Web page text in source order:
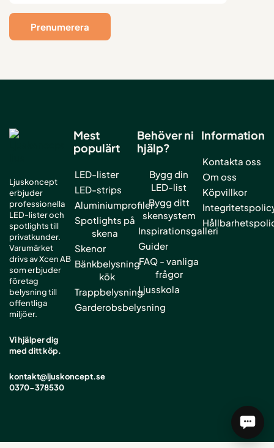
Ljuskoncept
erbjuder
professionella
LED-lister och
spotlights till
privatkunder.
Varumärket
drivs av Xcen AB
som erbjuder
företag
belysning till
offentliga
miljöer.
Vi hjälper dig
med ditt köp.
kontakt@ljuskoncept.se
0370-378530
Mest
populärt
LED-lister
LED-strips
Aluminiumprofiler
Spotlights på
skena
Skenor
Bänkbelysning
kök
Trappbelysning
Garderobsbelysning
Behöver ni
hjälp?
Bygg din
LED-list
Bygg ditt
skensystem
Inspirationsgalleri
Guider
FAQ - vanliga
frågor
Ljusskola
Information
Kontakta oss
Om oss
Köpvillkor